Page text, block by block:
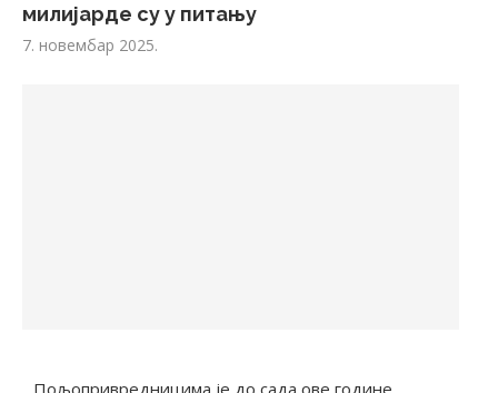
милијарде су у питању
7. новембар 2025.
Пољопривредницима је до сада ове године